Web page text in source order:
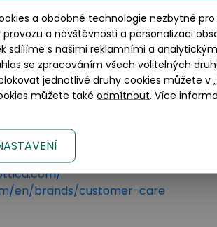
Výška brýlového skla: 37
20123 Italy
en/brands/customer-care
a obdobné technologie nezbytné
provozu a návštěvnosti a personalizaci
sdílíme s našimi reklamními a
se zpracováním všech volitelných
jednotlivé druhy cookies můžete v „
můžete také odmítnout. Více